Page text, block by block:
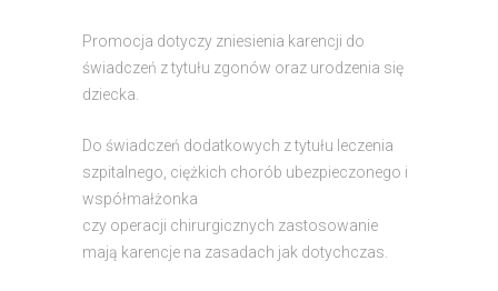
Promocja dotyczy zniesienia karencji do
świadczeń z tytułu zgonów oraz urodzenia się
dziecka.
Do świadczeń dodatkowych z tytułu leczenia
szpitalnego, ciężkich chorób ubezpieczonego i
współmałżonka
czy operacji chirurgicznych zastosowanie
mają karencje na zasadach jak dotychczas.